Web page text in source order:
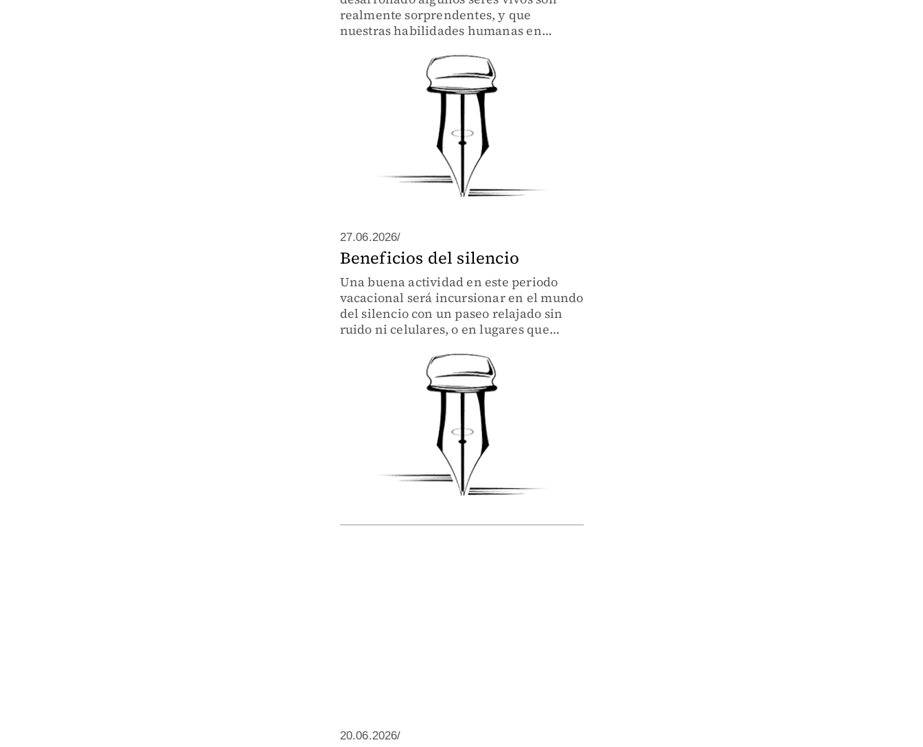
realmente sorprendentes, y que
nuestras habilidades humanas en
27.06.2026/
Beneficios del silencio
Una buena actividad en este periodo
vacacional será incursionar en el mundo
del silencio con un paseo relajado sin
ruido ni celulares, o en lugares que
para fortalecer el cerebro
20.06.2026/